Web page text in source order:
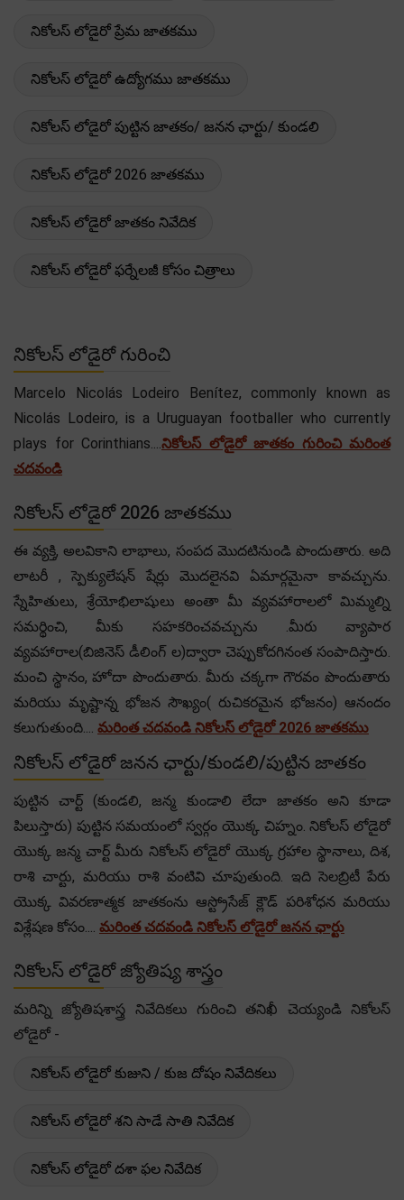
నికోలస్ లోడైరో ప్రేమ జాతకము
నికోలస్ లోడైరో ఉద్యోగము జాతకము
నికోలస్ లోడైరో పుట్టిన జాతకం/ జనన ఛార్టు/ కుండలి
నికోలస్ లోడైరో 2026 జాతకము
నికోలస్ లోడైరో జాతకం నివేదిక
నికోలస్ లోడైరో ఫర్నేలజీ కోసం చిత్రాలు
నికోలస్ లోడైరో గురించి
Marcelo Nicolás Lodeiro Benítez, commonly known as
Nicolás Lodeiro, is a Uruguayan footballer who currently
plays for Corinthians....నికోలస్ లోడైరో జాతకం గురించి మరింత
చదవండి
నికోలస్ లోడైరో 2026 జాతకము
ఈ వ్యక్తి, అలవికాని లాభాలు, సంపద మొదటినుండి పొందుతారు. అది
లాటరీ , స్పెక్యులేషన్ షేర్లు మొదలైనవి ఏమార్గమైనా కావచ్చును.
స్నేహితులు, శ్రేయోభిలాషులు అంతా మీ వ్యవహారాలలో మిమ్మల్ని
సమర్థించి, మీకు సహకరించవచ్చును .మీరు వ్యాపార
వ్యవహారాల(బిజినెస్ డీలింగ్ ల)ద్వారా చెప్పుకోదగినంత సంపాదిస్తారు.
మంచి స్థానం, హోదా పొందుతారు. మీరు చక్కగా గౌరవం పొందుతారు
మరియు మృష్టాన్న భోజన సౌఖ్యం( రుచికరమైన భోజనం) ఆనందం
కలుగుతుంది.... మరింత చదవండి నికోలస్ లోడైరో 2026 జాతకము
నికోలస్ లోడైరో జనన ఛార్టు/కుండలి/పుట్టిన జాతకం
పుట్టిన చార్ట్ (కుండలి, జన్మ కుండాలి లేదా జాతకం అని కూడా
పిలుస్తారు) పుట్టిన సమయంలో స్వర్గం యొక్క చిహ్నం. నికోలస్ లోడైరో
యొక్క జన్మ చార్ట్ మీరు నికోలస్ లోడైరో యొక్క గ్రహాల స్థానాలు, దిశ,
రాశి చార్టు, మరియు రాశి వంటివి చూపుతుంది. ఇది సెలబ్రిటీ పేరు
యొక్క వివరణాత్మక జాతకంను ఆస్ట్రోసేజ్ క్లౌడ్ పరిశోధన మరియు
విశ్లేషణ కోసం.... మరింత చదవండి నికోలస్ లోడైరో జనన ఛార్టు
నికోలస్ లోడైరో జ్యోతిష్య శాస్త్రం
మరిన్ని జ్యోతిషశాస్త్ర నివేదికలు గురించి తనిఖీ చెయ్యండి నికోలస్
లోడైరో -
నికోలస్ లోడైరో కుజుని / కుజ దోషం నివేదికలు
నికోలస్ లోడైరో శని సాడే సాతి నివేదిక
నికోలస్ లోడైరో దశా ఫల నివేదిక